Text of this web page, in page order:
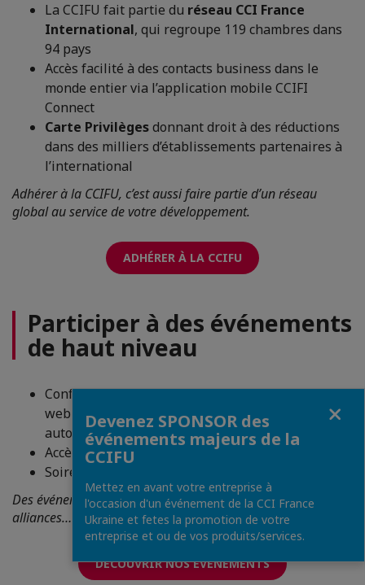
La CCIFU fait partie du réseau CCI France
International, qui regroupe 119 chambres dans
94 pays
Accès facilité à des contacts business dans le
monde entier via l’application mobile CCIFI
Connect
Carte Privilègesdonnant droit à des réductions
dans des milliers d’établissements partenaires à
l’international
Adhérer à la CCIFU, c’est aussi faire partie d’un réseau
global au service de votre développement.
ADHÉRER À LA CCIFU
Participer à des événements
de haut niveau
Conférences économiques et politiques,
webinaires reconstruction, réunions avec les
autorités
Accès privilégié à des décideurs publics et privés
Soirées de networking et moments conviviaux
Des événements où se créent les opportunités, les
alliances… et parfois les amitiés.
DÉCOUVRIR NOS ÉVÉNEMENTS
Devenez SPONSOR des
événements majeurs de la
CCIFU
Mettez en avant votre entreprise à
l'occasion d'un événement de la CCI France
Ukraine et fetes la promotion de votre
entreprise et ou de vos produits/services.